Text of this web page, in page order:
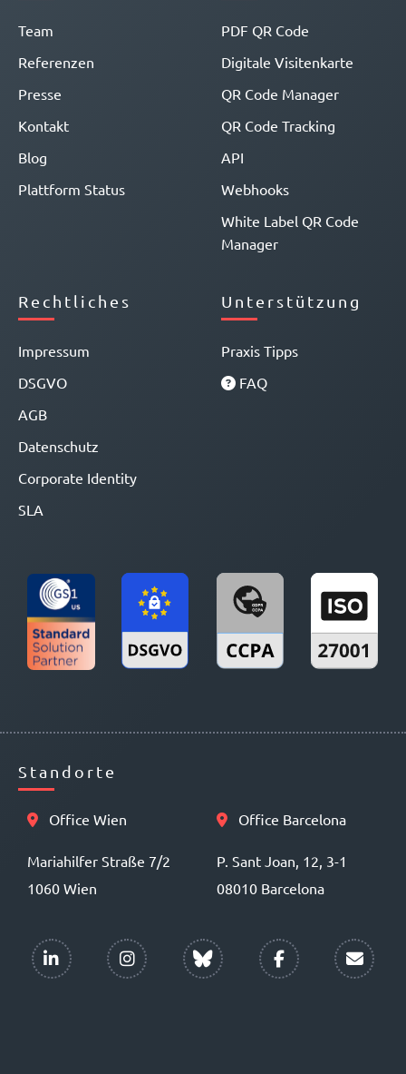
Team
Referenzen
Presse
Kontakt
Blog
Plattform Status
PDF QR Code
Digitale Visitenkarte
QR Code Manager
QR Code Tracking
API
Webhooks
White Label QR Code
Manager
Rechtliches
Impressum
DSGVO
AGB
Datenschutz
Corporate Identity
SLA
Unterstützung
Praxis Tipps
FAQ
Standorte
Office Wien
Mariahilfer Straße 7/2
1060 Wien
Office Barcelona
P. Sant Joan, 12, 3-1
08010 Barcelona